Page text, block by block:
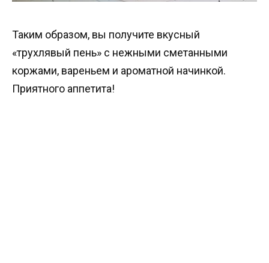
Таким образом, вы получите вкусный
«трухлявый пень» с нежными сметанными
коржами, вареньем и ароматной начинкой.
Приятного аппетита!